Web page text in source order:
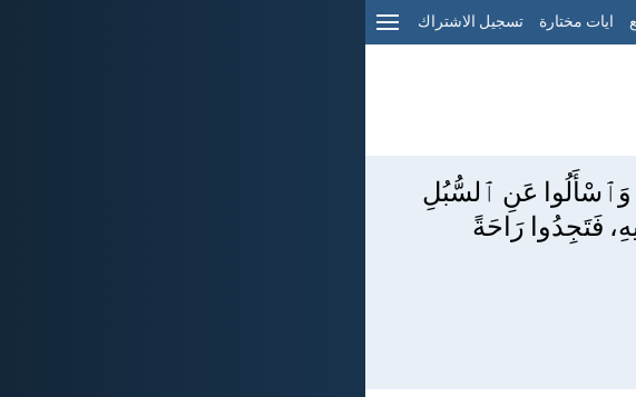
ايات مختارة تسجيل الاشتراك
عَنِ ٱلسُّبُلِ
فَتَجِدُوا رَاحَةً